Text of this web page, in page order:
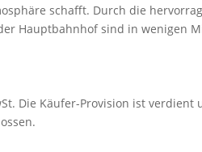
schafft. Durch die
Hauptbahnhof sind in wenigen
Die Käufer-Provision ist